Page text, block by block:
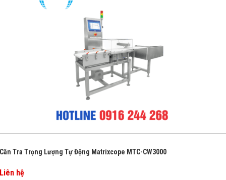
Tra Trọng Lượng Tự Động Matrixcope MTC-CW3000
hệ